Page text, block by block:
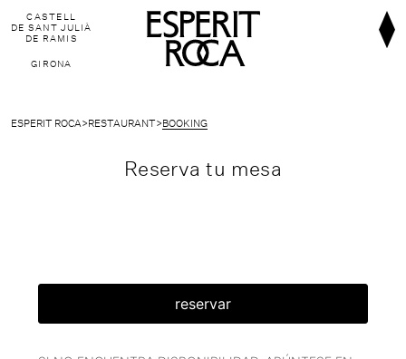
CASTELL
DE SANT JULIÀ
DE RAMIS
GIRONA
ESPERIT ROCA>RESTAURANT>BOOKING
Reserva tu mesa